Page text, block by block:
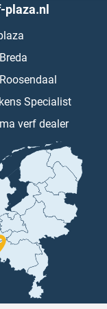
plaza.nl
Specialist
verf dealer